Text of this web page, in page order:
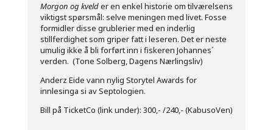
Morgon og kvelder en enkel historie om tilværelsens
viktigst spørsmål: selve meningen med livet. Fosse
formidler disse grublerier med en inderlig
stillferdighet som griper fatt i leseren. Det er neste
umulig ikke å bli forført inn i fiskeren Johannes´
verden. (Tone Solberg, Dagens Nærlingsliv)
Anderz Eide vann nylig Storytel Awards for
innlesinga si av Septologien.
Bill på TicketCo (link under): 300,- /240,- (KabusoVen)